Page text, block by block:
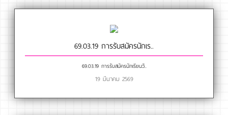
69.03.19 การรับสมัครนักเร..
69.03.19 การรับสมัครนักเรียนวั..
19 มีนาคม 2569